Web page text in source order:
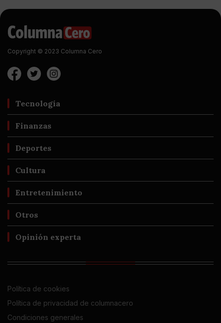
Copyright © 2023 Columna Cero
Tecnología
Finanzas
Deportes
Cultura
Entretenimiento
Otros
Opinión experta
Política de cookies
Política de privacidad de columnacero
Condiciones generales